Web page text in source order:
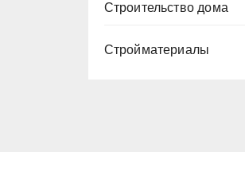
Строительство дома
Стройматериалы